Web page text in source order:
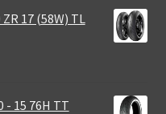
17 (58W) TL
- 15 76H TT